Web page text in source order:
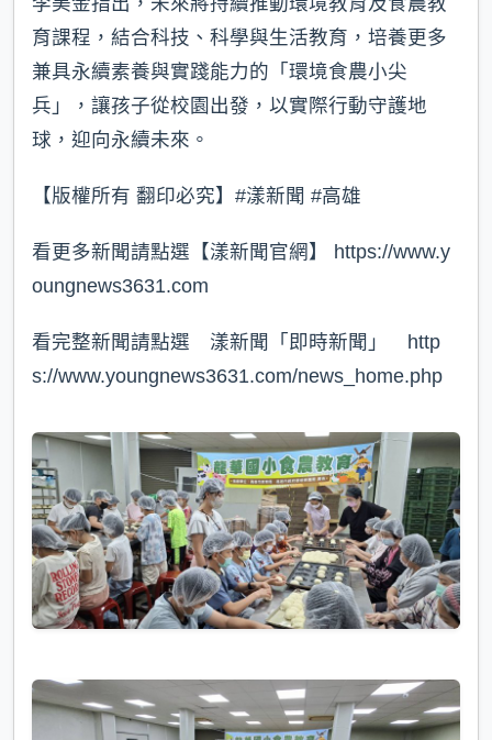
育課程，結合科技、科學與生活教育，培養更多
兼具永續素養與實踐能力的「環境食農小尖
兵」，讓孩子從校園出發，以實際行動守護地
球，迎向永續未來。
【版權所有 翻印必究】#漾新聞 #高雄
看更多新聞請點選【漾新聞官網】 https://www.y
oungnews3631.com⁠
看完整新聞請點選 漾新聞「即時新聞」 http
s://www.youngnews3631.com/news_home.php⁠